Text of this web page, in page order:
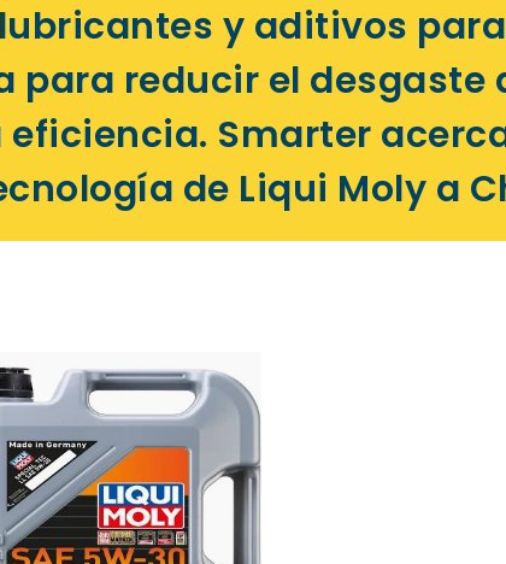
y aditivos
para reducir el desgaste
eficiencia. Smarter
de Liqui Moly a